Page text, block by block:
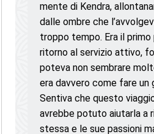
mente di Kendra,
dalle ombre che
troppo tempo. Era il primo
ritorno al servizio attivo,
poteva non sembrare
era davvero come fare un
Sentiva che questo
avrebbe potuto aiutarla a
stessa e le sue passioni